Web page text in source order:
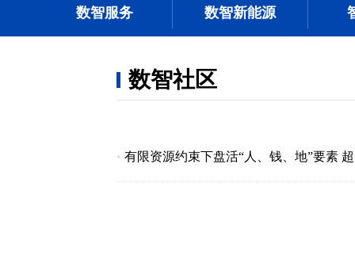
数智服务
数智新能源
数智社区
• 有限资源约束下盘活“人、钱、地”要素